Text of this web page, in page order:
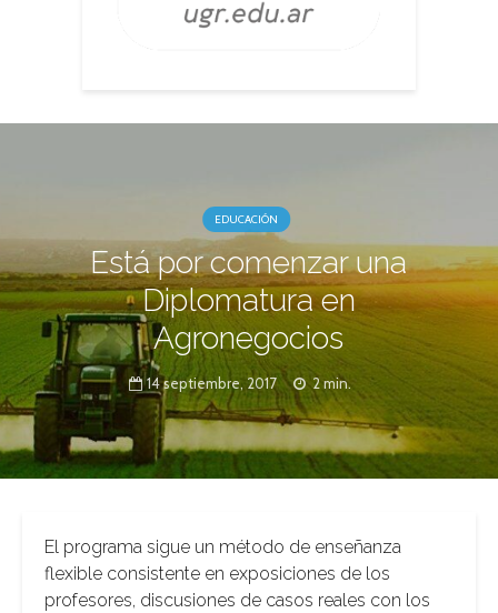
EDUCACIÓN
Está por comenzar una
Diplomatura en
Agronegocios
14 septiembre, 2017 2 min.
El programa sigue un método de enseñanza
flexible consistente en exposiciones de los
profesores, discusiones de casos reales con los